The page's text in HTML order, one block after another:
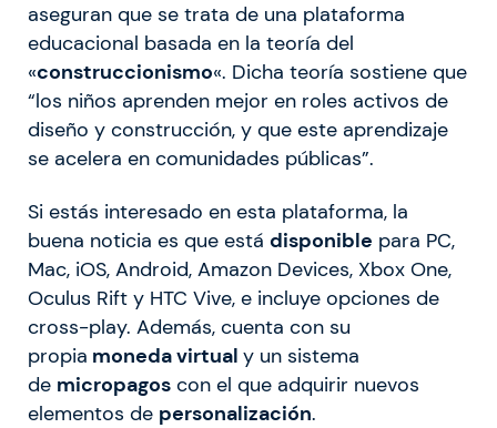
aseguran que se trata de una plataforma
educacional basada en la teoría del
«construccionismo«. Dicha teoría sostiene que
“los niños aprenden mejor en roles activos de
diseño y construcción, y que este aprendizaje
se acelera en comunidades públicas”.
Si estás interesado en esta plataforma, la
buena noticia es que está disponible para PC,
Mac, iOS, Android, Amazon Devices, Xbox One,
Oculus Rift y HTC Vive, e incluye opciones de
cross-play. Además, cuenta con su
propia moneda virtual y un sistema
de micropagos con el que adquirir nuevos
elementos de personalización.